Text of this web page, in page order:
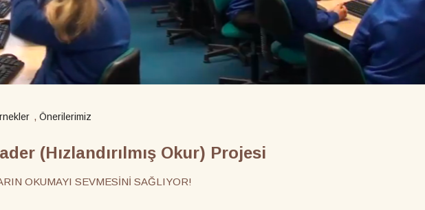
, Önerilerimiz
(Hızlandırılmış Okur) Projesi
OKUMAYI SEVMESİNİ SAĞLIYOR!